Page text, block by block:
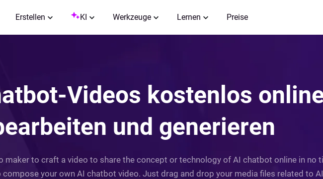
Erstellen KI Werkzeuge Lernen Preise
Videos kostenlos
und generieren
maker to craft a video to share the concept or technology of AI chatbot online in no
your own AI chatbot video. Just drag and drop your media files related to